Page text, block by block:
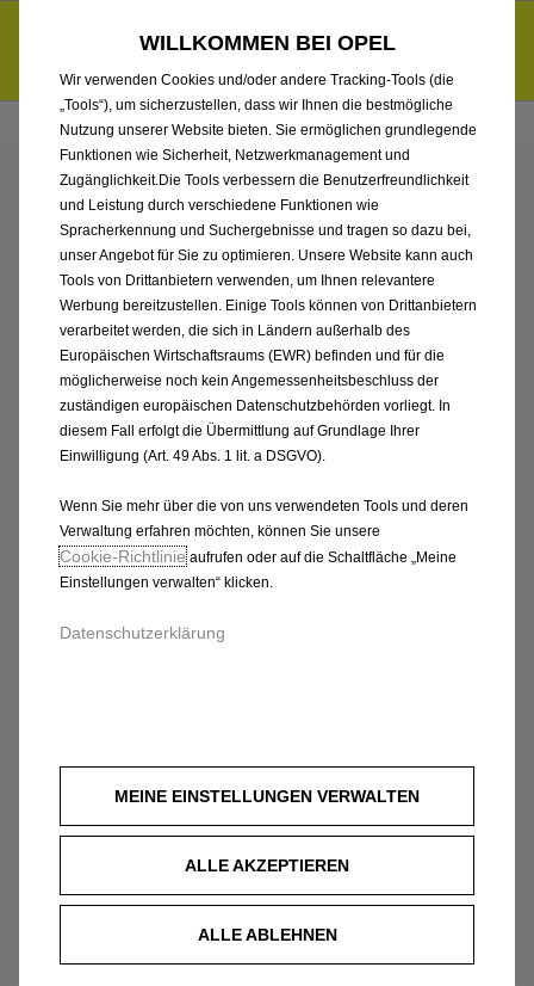
6.000 € staatliche Förderungsprämie für E-Autos und Plug-in-
Hybride. Mehr erfahren >>
ENTDECKEN SIE ALLE
FRONTERA NEUWAGEN
MIT ELEKTRO ANTRIEB
VON AUTO PIEROTH
GMBH & CO. KG
WILLKOMMEN BEI OPEL
Wir verwenden Cookies und/oder andere Tracking-Tools (die
„Tools“), um sicherzustellen, dass wir Ihnen die bestmögliche
Nutzung unserer Website bieten. Sie ermöglichen grundlegende
Funktionen wie Sicherheit, Netzwerkmanagement und
Zugänglichkeit.Die Tools verbessern die Benutzerfreundlichkeit
und Leistung durch verschiedene Funktionen wie
Spracherkennung und Suchergebnisse und tragen so dazu bei,
unser Angebot für Sie zu optimieren. Unsere Website kann auch
Tools von Drittanbietern verwenden, um Ihnen relevantere
Werbung bereitzustellen. Einige Tools können von Drittanbietern
verarbeitet werden, die sich in Ländern außerhalb des
Europäischen Wirtschaftsraums (EWR) befinden und für die
möglicherweise noch kein Angemessenheitsbeschluss der
zuständigen europäischen Datenschutzbehörden vorliegt. In
diesem Fall erfolgt die Übermittlung auf Grundlage Ihrer
Einwilligung (Art. 49 Abs. 1 lit. a DSGVO).
Wenn Sie mehr über die von uns verwendeten Tools und deren
Verwaltung erfahren möchten, können Sie unsere
Cookie‑Richtlinieaufrufen oder auf die Schaltfläche „Meine
Einstellungen verwalten“ klicken.
Datenschutzerklärung
MEINE EINSTELLUNGEN VERWALTEN
ALLE AKZEPTIEREN
ALLE ABLEHNEN